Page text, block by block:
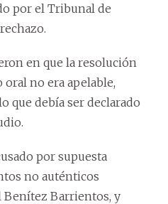
por el Tribunal de
en que la resolución
oral no era apelable,
que debía ser declarado
por supuesta
no auténticos
Benítez Barrientos, y